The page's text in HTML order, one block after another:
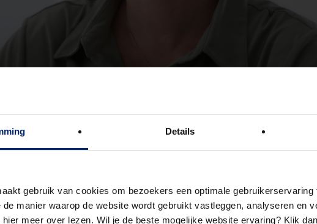
Details
gebruik van cookies om bezoekers een optimale
manier waarop de website wordt gebruikt vastleggen, analyseren en
meer over lezen. Wil je de beste mogelijke website ervaring? Klik
over de impact van HOFAM op haar carrière